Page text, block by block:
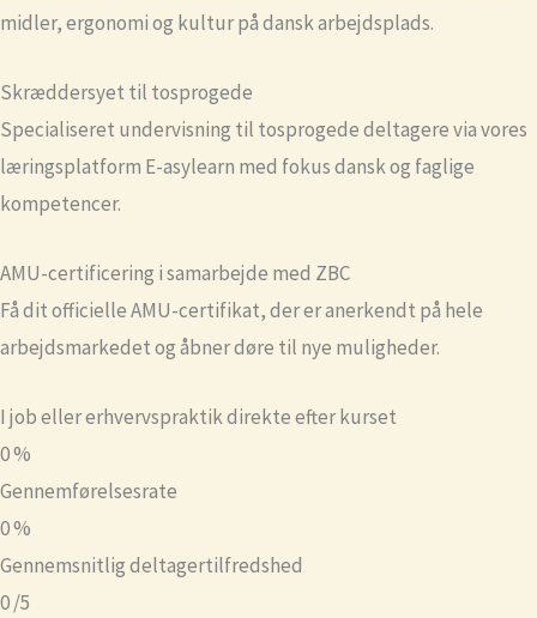
midler, ergonomi og kultur på dansk arbejdsplads.
Skræddersyet til tosprogede
Specialiseret undervisning til tosprogede deltagere via vores
læringsplatform E-asylearn med fokus dansk og faglige
kompetencer.
AMU-certificering i samarbejde med ZBC
Få dit officielle AMU-certifikat, der er anerkendt på hele
arbejdsmarkedet og åbner døre til nye muligheder.
I job eller erhvervspraktik direkte efter kurset
0%
Gennemførelsesrate
0%
Gennemsnitlig deltagertilfredshed
0/5